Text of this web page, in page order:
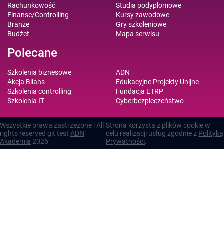
Rachunkowość
Finanse/Controlling
Branże
Budżet
Studia podyplomowe
Kursy zawodowe
Gry szkoleniowe
Mapa serwisu
Polecane
Szkolenia biznesowe
Akcja Bilans
Szkolenia controlling
Szkolenia IT
ADN
Edukacyjne Projekty Unijne
Fundacja ETRP
Cyberbezpieczeństwo
Wszystkie prawa zastrzezone | All
rights reserved git test ADN
Akademia 2026
Strona korzysta z plików cookie w
celu realizacji usług zgodnie z Polityką
Prywatności.